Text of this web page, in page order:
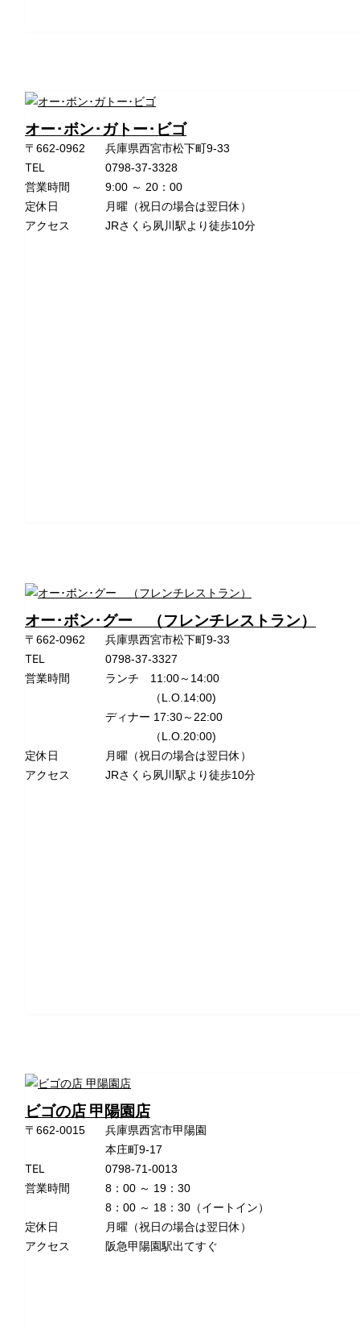
オー･ボン･ガトー･ビゴ
〒662-0962 兵庫県西宮市松下町9-33
TEL 0798-37-3328
営業時間 9:00 ～ 20：00
定休日 月曜（祝日の場合は翌日休）
アクセス JRさくら夙川駅より徒歩10分
オー･ボン･グー （フレンチレストラン）
〒662-0962 兵庫県西宮市松下町9-33
TEL 0798-37-3327
営業時間
ランチ 11:00～14:00
（L.O.14:00)
ディナー 17:30～22:00
（L.O.20:00)
定休日 月曜（祝日の場合は翌日休）
アクセス JRさくら夙川駅より徒歩10分
ビゴの店 甲陽園店
〒662-0015
兵庫県西宮市甲陽園
本庄町9-17
TEL 0798-71-0013
営業時間
8：00 ～ 19：30
8：00 ～ 18：30（イートイン）
定休日 月曜（祝日の場合は翌日休）
アクセス 阪急甲陽園駅出てすぐ